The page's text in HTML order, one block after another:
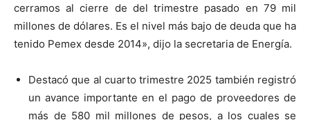
cerramos al cierre de del trimestre pasado en 79 mil
millones de dólares. Es el nivel más bajo de deuda que ha
tenido Pemex desde 2014», dijo la secretaria de Energía.
Destacó que al cuarto trimestre 2025 también registró
un avance importante en el pago de proveedores de
más de 580 mil millones de pesos, a los cuales se